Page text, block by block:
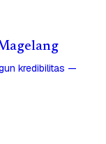
kredibilitas —